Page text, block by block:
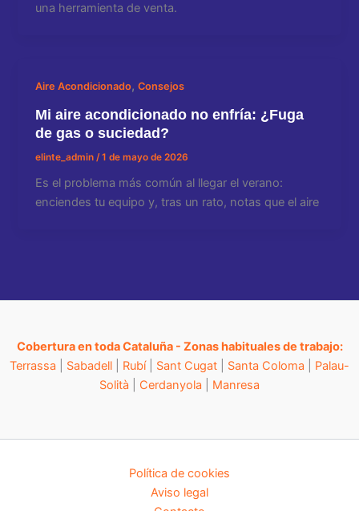
una herramienta de venta.
Aire Acondicionado,Consejos
Mi aire acondicionado no enfría: ¿Fuga
de gas o suciedad?
elinte_admin /1 de mayo de 2026
Es el problema más común al llegar el verano:
enciendes tu equipo y, tras un rato, notas que el aire
Cobertura en toda Cataluña - Zonas habituales de trabajo:
Terrassa
Sabadell Rubí| Sant Cugat Santa Coloma
Palau-
Solità
Cerdanyola Manresa
Política de cookies
Aviso legal